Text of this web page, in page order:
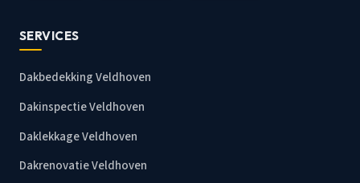
SERVICES
Dakbedekking Veldhoven
Dakinspectie Veldhoven
Daklekkage Veldhoven
Dakrenovatie Veldhoven